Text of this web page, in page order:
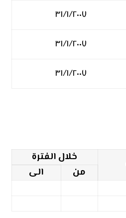
٣١/١/٢٠٠٧
٣١/١/٢٠٠٧
٣١/١/٢٠٠٧
خلال الفترة
من
الى